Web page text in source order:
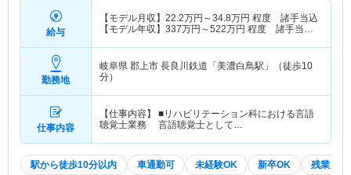
給与
【モデル月収】 22.2万円～34.8万円 程度 諸手当込
【モデル年収】 337万円～522万円 程度 諸手当・
勤務地
岐阜県 郡上市 長良川鉄道「美濃白鳥駅」（徒歩10
分）
仕事内容
【仕事内容】 ■リハビリテーション科における言語
聴覚士業務 言語聴覚士として…
駅から徒歩10分以内 車通勤可 未経験OK 新卒OK 残業少な